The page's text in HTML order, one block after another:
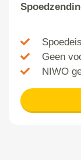
Geen
NIWO